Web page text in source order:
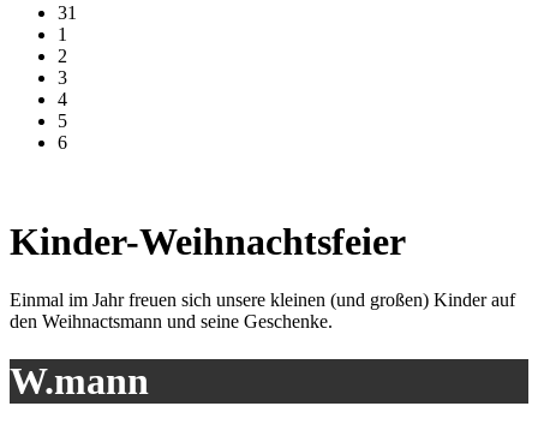
31
1
2
3
4
5
6
Kinder-Weihnachtsfeier
Einmal im Jahr freuen sich unsere kleinen (und großen) Kinder auf
den Weihnactsmann und seine Geschenke.
W.mann